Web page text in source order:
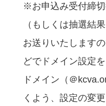
※お申込み受付締
（もしくは抽選結
お送りいたします
どでドメイン設定
ドメイン（＠
くよう、設定の変